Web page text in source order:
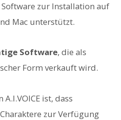
zur Installation auf
Mac unterstützt.
Software, die als
Form verkauft wird.
ist, dass
zur Verfügung